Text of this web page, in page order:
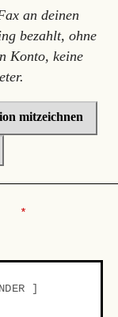
an deinen
bezahlt, ohne
Konto, keine
mitzeichnen